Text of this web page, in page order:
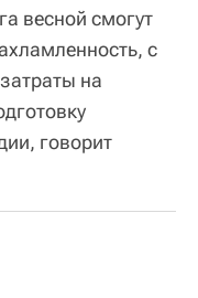
весной смогут
с
на
говорит